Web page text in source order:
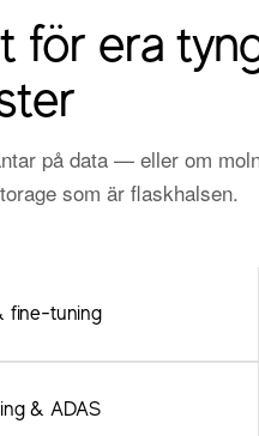
för era
på data — eller om
som är flaskhalsen.
fine-tuning
& ADAS